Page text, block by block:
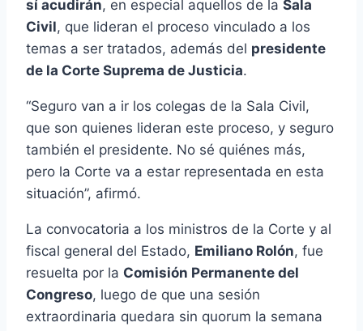
sí acudirán, en especial aquellos de la Sala
Civil, que lideran el proceso vinculado a los
temas a ser tratados, además del presidente
de la Corte Suprema de Justicia.
“Seguro van a ir los colegas de la Sala Civil,
que son quienes lideran este proceso, y seguro
también el presidente. No sé quiénes más,
pero la Corte va a estar representada en esta
situación”, afirmó.
La convocatoria a los ministros de la Corte y al
fiscal general del Estado, Emiliano Rolón, fue
resuelta por la Comisión Permanente del
Congreso, luego de que una sesión
extraordinaria quedara sin quorum la semana